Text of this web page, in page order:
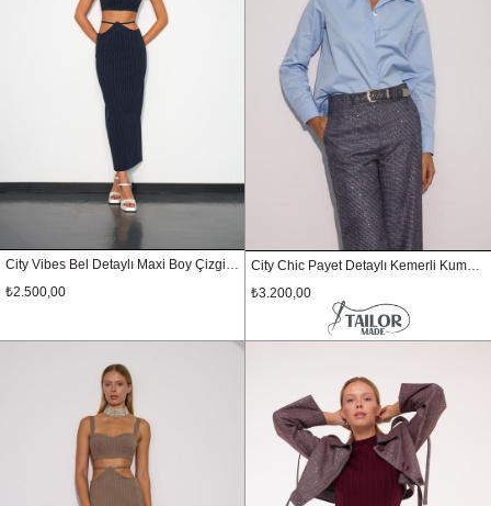
₺2.500,00
City Chic Payet Detaylı Kemerli Kumaş Pantolon LACİVERT-GÜMÜŞ
₺3.200,00